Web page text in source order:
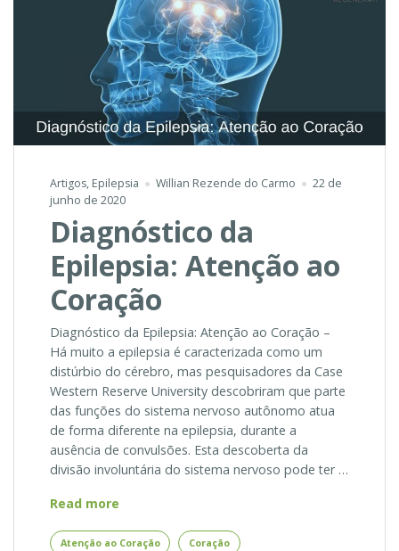
Artigos, Epilepsia Willian Rezende do Carmo
22 de
junho de 2020
Diagnóstico da
Epilepsia: Atenção ao
Coração
Diagnóstico da Epilepsia: Atenção ao Coração –
Há muito a epilepsia é caracterizada como um
distúrbio do cérebro, mas pesquisadores da Case
Western Reserve University descobriram que parte
das funções do sistema nervoso autônomo atua
de forma diferente na epilepsia, durante a
ausência de convulsões. Esta descoberta da
divisão involuntária do sistema nervoso pode ter …
Read more
Epilepsia:
Atenção ao Coração Coração